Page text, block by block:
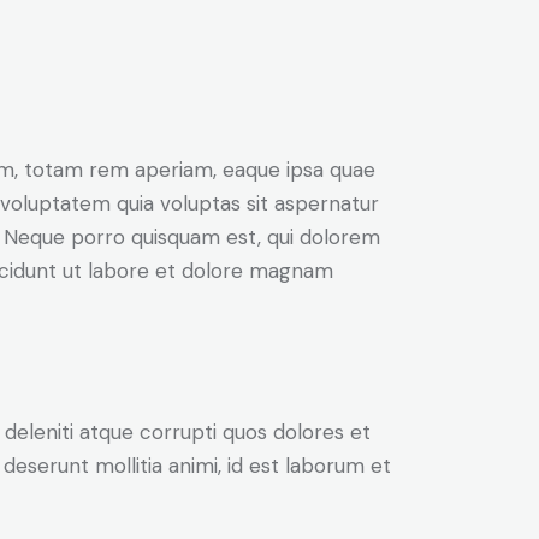
totam rem aperiam, eaque ipsa quae
quia voluptas sit aspernatur
porro quisquam est, qui dolorem
ut labore et dolore magnam
atque corrupti quos dolores et
mollitia animi, id est laborum et